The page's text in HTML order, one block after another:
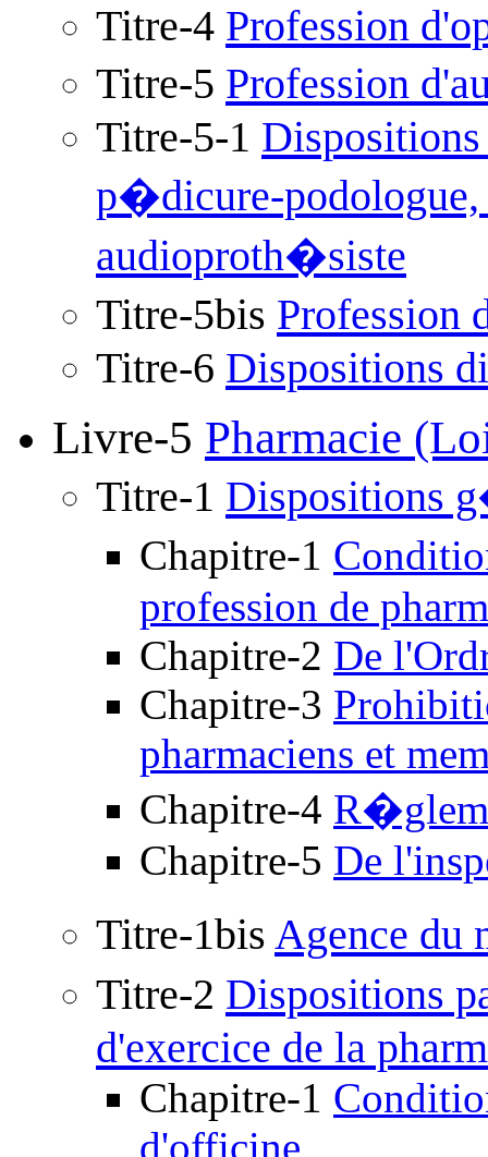
Titre-4 Profession
Titre-5 Profession
Titre-5-1
p�dicure-
audioproth�siste
Titre-5bis
Titre-6 Dispositions
Livre-5 Pharmacie
Titre-1 Dispositions
Chapitre-1
profession de
Chapitre-2 De
Chapitre-3
pharmaciens et
Chapitre-4
Chapitre-5 De
Titre-1bis Agence du
Titre-2 Dispositions
d'exercice de la
Chapitre-1
d'officine